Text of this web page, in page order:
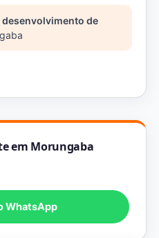
de
em Morungaba
WhatsApp